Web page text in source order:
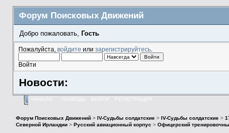
Форум Поисковых Движений
Добро пожаловать, Гость
Пожалуйста, войдите или зарегистрируйтесь.
Войти
Новости:
НАЧАЛО ПОМОЩЬ ВОЙТИ РЕГИСТРАЦИЯ
Форум Поисковых Движений> IV-Судьбы солдатские> IV-Судьбы солдатские>
Северной Ирландии> Русский авиационный корпус > Офицерский